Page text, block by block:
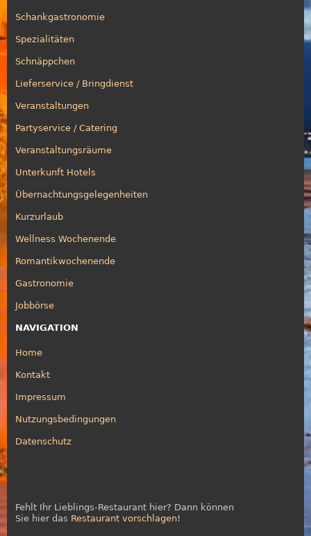
Schankgastronomie
Spezialitäten
Schnäppchen
Lieferservice / Bringdienst
Veranstaltungen
Partyservice / Catering
Veranstaltungsräume
Unterkunft Hotels
Übernachtungsgelegenheiten
Kurzurlaub
Wellness Wochenende
Romantikwochenende
Gastronomie
Jobbörse
NAVIGATION
Home
Kontakt
Impressum
Nutzungsbedingungen
Datenschutz
Fehlt Ihr Lieblings-Restaurant hier? Dann können
Sie hier das Restaurant vorschlagen!